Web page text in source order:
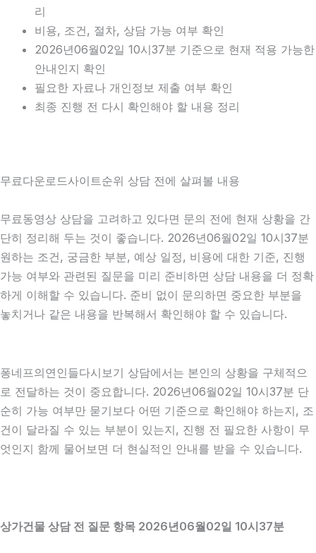
리
비용, 조건, 절차, 상담 가능 여부 확인
2026년06월02일 10시37분 기준으로 현재 적용 가능한
안내인지 확인
필요한 자료나 개인정보 제출 여부 확인
최종 진행 전 다시 확인해야 할 내용 정리
무료다운로드사이트순위 상담 전에 살펴볼 내용
무료동영상 상담을 고려하고 있다면 문의 전에 현재 상황을 간
단히 정리해 두는 것이 좋습니다. 2026년06월02일 10시37분
원하는 조건, 궁금한 부분, 예상 일정, 비용에 대한 기준, 진행
가능 여부와 관련된 질문을 미리 준비하면 상담 내용을 더 정확
하게 이해할 수 있습니다. 준비 없이 문의하면 중요한 부분을
놓치거나 같은 내용을 반복해서 확인해야 할 수 있습니다.
퐁네프의연인들다시보기 상담에서는 본인의 상황을 구체적으
로 전달하는 것이 중요합니다. 2026년06월02일 10시37분 단
순히 가능 여부만 묻기보다 어떤 기준으로 확인해야 하는지, 조
건이 달라질 수 있는 부분이 있는지, 진행 전 필요한 사항이 무
엇인지 함께 물어보면 더 현실적인 안내를 받을 수 있습니다.
상가건물 상담 전 질문 항목 2026년06월02일 10시37분